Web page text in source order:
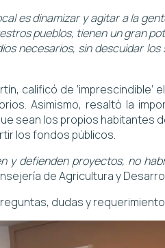
es dinamizar y agitar a la
pueblos, tienen un gran
necesarios, sin descuidar
calificó de ‘imprescindible’
Asimismo, resaltó la
sean los propios habitantes
los fondos públicos.
y defienden proyectos, no
de Agricultura y
dudas y